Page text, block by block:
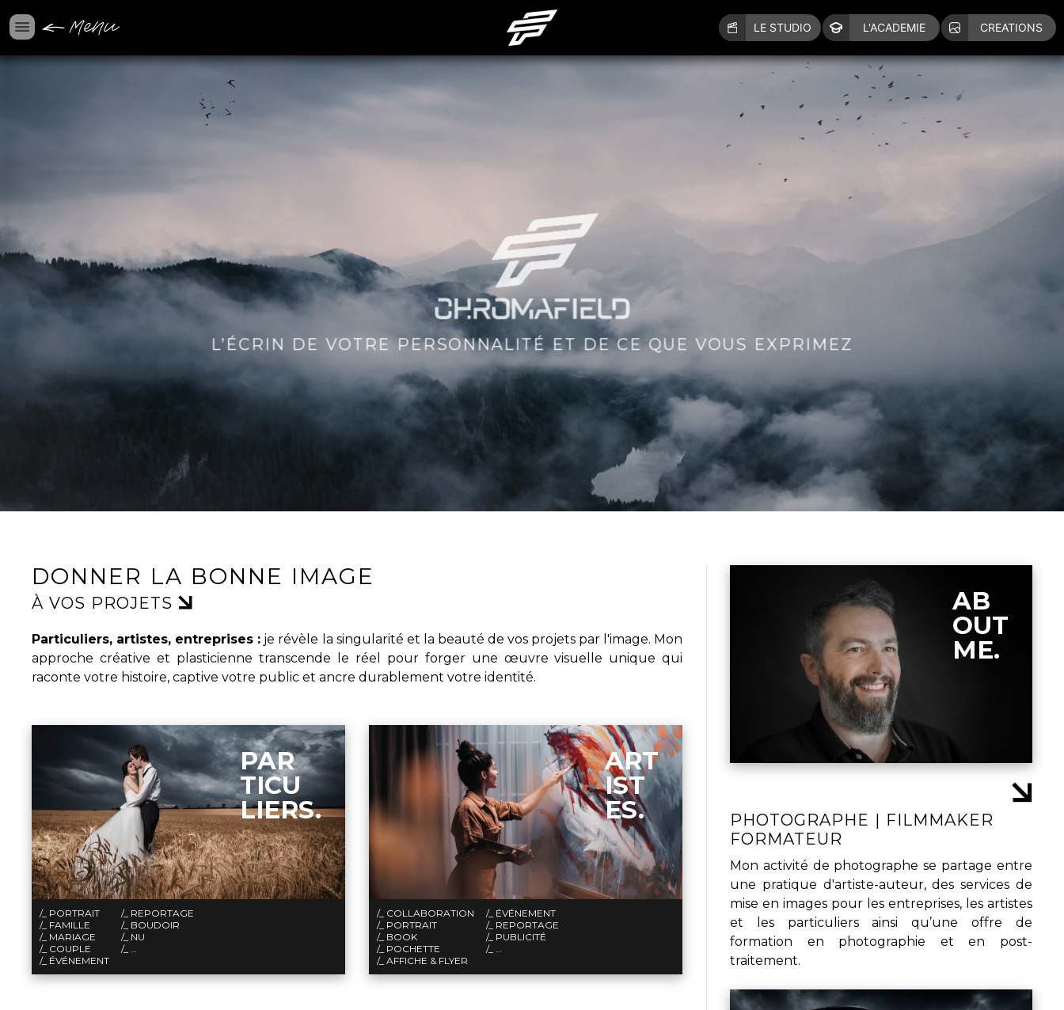
LE STUDIO L'ACADEMIE CREATIONS
Contact
Espace Clients
L’ÉCRIN DE VOTRE PERSONNALITÉ ET DE CE QUE VOUS EXPRIMEZ
DONNER LA BONNE IMAGE
À VOS PROJETS
Particuliers, artistes, entreprises : je révèle la singularité et la beauté de vos projets par l'image. Mon
approche créative et plasticienne transcende le réel pour forger une œuvre visuelle unique qui
raconte votre histoire, captive votre public et ancre durablement votre identité.
PAR
TICU
LIERS.
/_ PORTRAIT
/_ FAMILLE
/_ MARIAGE
/_ COUPLE
/_ ÉVÉNEMENT
/_ REPORTAGE
/_ BOUDOIR
/_ NU
/_ …
ART
IST
ES.
/_ COLLABORATION
/_ PORTRAIT
/_ BOOK
/_ POCHETTE
/_ AFFICHE & FLYER
/_ ÉVÉNEMENT
/_ REPORTAGE
/_ PUBLICITÉ
/_ …
AB
OUT
ME.
PHOTOGRAPHE | FILMMAKER
FORMATEUR
Mon activité de photographe se partage entre
une pratique d'artiste-auteur, des services de
mise en images pour les entreprises, les artistes
et les particuliers ainsi qu’une offre de
formation en photographie et en post-
traitement.